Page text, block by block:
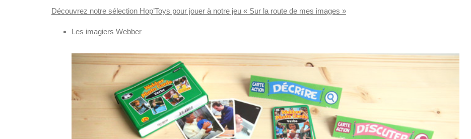
Découvrez notre sélection Hop’Toys pour jouer à notre jeu « Sur la route de mes images »
Les imagiers Webber